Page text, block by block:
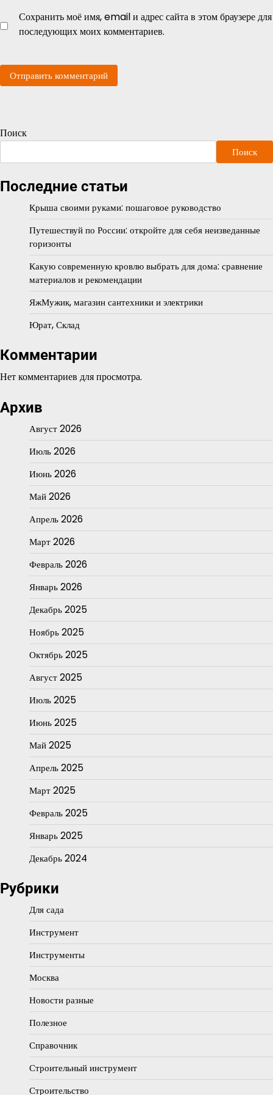
Сохранить моё имя, email и адрес сайта в этом браузере для
последующих моих комментариев.
Поиск
Поиск
Последние статьи
Крыша своими руками: пошаговое руководство
Путешествуй по России: откройте для себя неизведанные
горизонты
Какую современную кровлю выбрать для дома: сравнение
материалов и рекомендации
ЯжМужик, магазин сантехники и электрики
Юрат, Склад
Комментарии
Нет комментариев для просмотра.
Архив
Август 2026
Июль 2026
Июнь 2026
Май 2026
Апрель 2026
Март 2026
Февраль 2026
Январь 2026
Декабрь 2025
Ноябрь 2025
Октябрь 2025
Август 2025
Июль 2025
Июнь 2025
Май 2025
Апрель 2025
Март 2025
Февраль 2025
Январь 2025
Декабрь 2024
Рубрики
Для сада
Инструмент
Инструменты
Москва
Новости разные
Полезное
Справочник
Строительный инструмент
Строительство